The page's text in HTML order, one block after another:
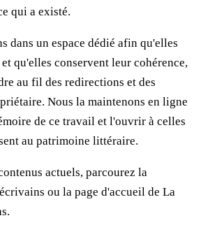
qui a existé.
dans un espace dédié afin qu'elles
qu'elles conservent leur cohérence,
au fil des redirections et des
Nous la maintenons en ligne
de ce travail et l'ouvrir à celles
au patrimoine littéraire.
actuels, parcourez la
ou la page d'accueil de La
.